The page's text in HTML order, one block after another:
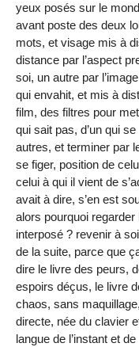
yeux posés sur le
avant poste des deux
mots, et visage mis à
distance par l’aspect
soi, un autre par
qui envahit, et mis à
film, des filtres pour
qui sait pas, d’un qui
autres, et terminer par
se figer, position de
celui à qui il vient de
avait à dire, s’en est
alors pourquoi regarder
interposé ? revenir à
de la suite, parce que
dire le livre des peurs,
espoirs déçus, le livre
chaos, sans
directe, née du clavier
langue de l’instant et